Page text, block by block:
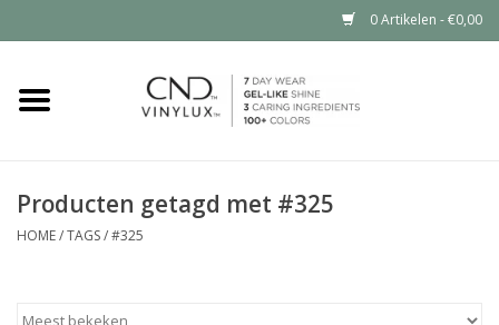
0 Artikelen - €0,00
Home
Nailart voor jou
Producten getagd met #325
HOME/TAGS/#325